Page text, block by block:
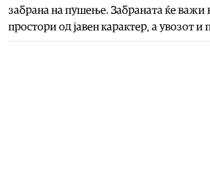
забрана на пушење. Забраната ќе важи
простори од јавен карактер, а увозот и